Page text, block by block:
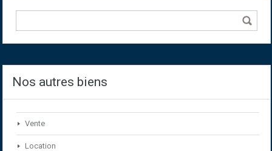
Nos autres biens
Vente
Location